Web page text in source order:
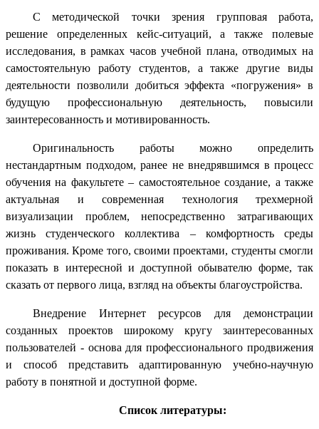
С методической точки зрения групповая работа,
решение определенных кейс-ситуаций, а также полевые
исследования, в рамках часов учебной плана, отводимых на
самостоятельную работу студентов, а также другие виды
деятельности позволили добиться эффекта «погружения» в
будущую профессиональную деятельность, повысили
заинтересованность и мотивированность.
Оригинальность работы можно определить
нестандартным подходом, ранее не внедрявшимся в процесс
обучения на факультете – самостоятельное создание, а также
актуальная и современная технология трехмерной
визуализации проблем, непосредственно затрагивающих
жизнь студенческого коллектива – комфортность среды
проживания. Кроме того, своими проектами, студенты смогли
показать в интересной и доступной обывателю форме, так
сказать от первого лица, взгляд на объекты благоустройства.
Внедрение Интернет ресурсов для демонстрации
созданных проектов широкому кругу заинтересованных
пользователей - основа для профессионального продвижения
и способ представить адаптированную учебно-научную
работу в понятной и доступной форме.
Список литературы: